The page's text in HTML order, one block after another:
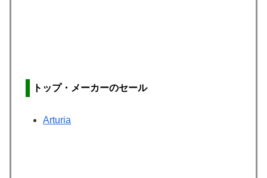
トップ・メーカーのセール
Arturia